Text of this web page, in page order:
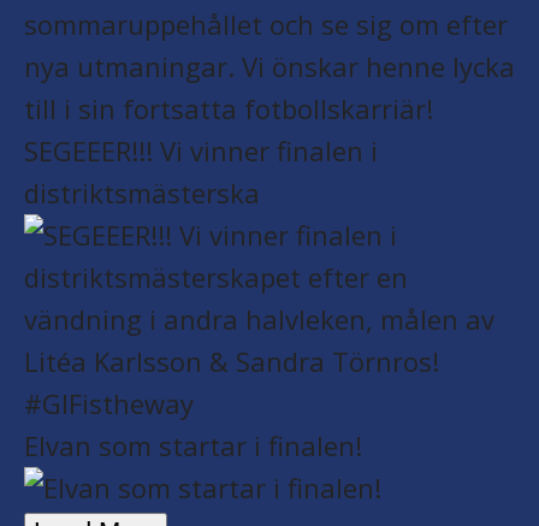
SEGEEER!!! Vi vinner finalen i
distriktsmästerska
Elvan som startar i finalen!